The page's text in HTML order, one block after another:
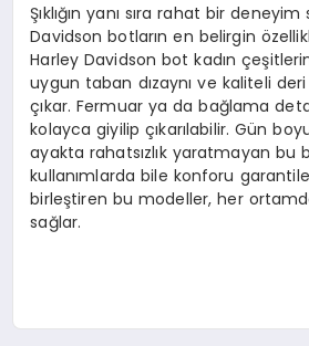
Şıklığın yanı sıra rahat bir
Davidson botların en belirgin
Harley Davidson bot kadın
uygun taban dızaynı ve kaliteli
çıkar. Fermuar ya da bağlama
kolayca giyilip çıkarılabilir. Gün
ayakta rahatsızlık yaratmayan bu
kullanımlarda bile konforu
birleştiren bu modeller, her
sağlar.